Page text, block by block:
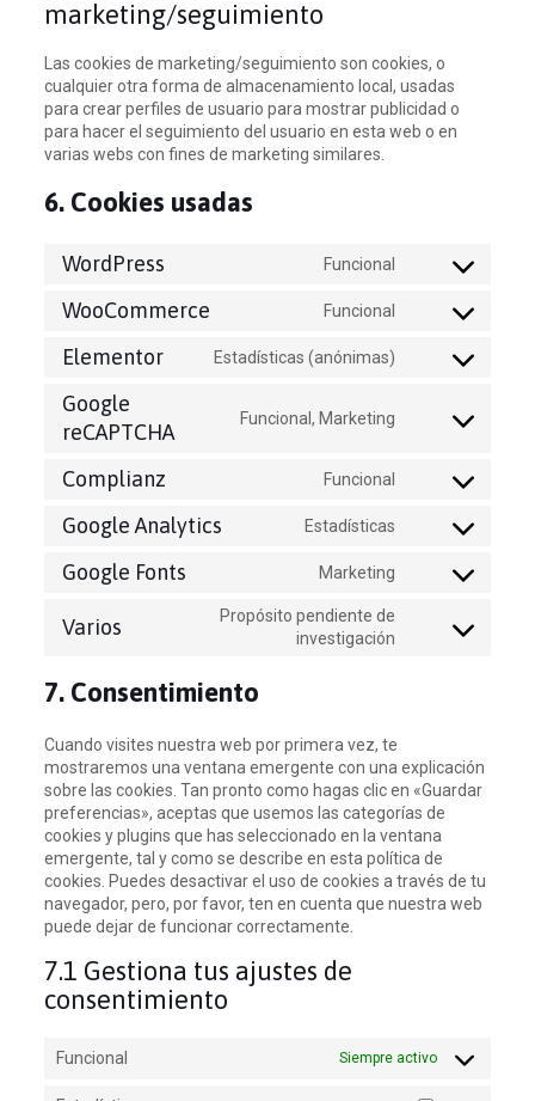
marketing/seguimiento
Las cookies de marketing/seguimiento son cookies, o
cualquier otra forma de almacenamiento local, usadas
para crear perfiles de usuario para mostrar publicidad o
para hacer el seguimiento del usuario en esta web o en
varias webs con fines de marketing similares.
6. Cookies usadas
WordPress Funcional
Consent
service
WooCommerce Funcional
Consent
service
Elementor Estadísticas (anónimas)
Consent
elementor
Google
reCAPTCHA
Funcional, Marketing
Consent
google-
Complianz Funcional
Consent
service
Google Analytics Estadísticas
Consent
service
analytics
Google Fonts Marketing
Consent
service
Varios
Propósito pendiente de
investigación
Consent
7. Consentimiento
Cuando visites nuestra web por primera vez, te
mostraremos una ventana emergente con una explicación
sobre las cookies. Tan pronto como hagas clic en «Guardar
preferencias», aceptas que usemos las categorías de
cookies y plugins que has seleccionado en la ventana
emergente, tal y como se describe en esta política de
cookies. Puedes desactivar el uso de cookies a través de tu
navegador, pero, por favor, ten en cuenta que nuestra web
puede dejar de funcionar correctamente.
7.1 Gestiona tus ajustes de
consentimiento
Funcional Siempre activo